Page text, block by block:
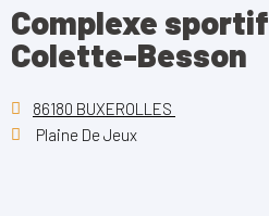
Complexe sportif
Colette-Besson
86180 BUXEROLLES
Plaine De Jeux